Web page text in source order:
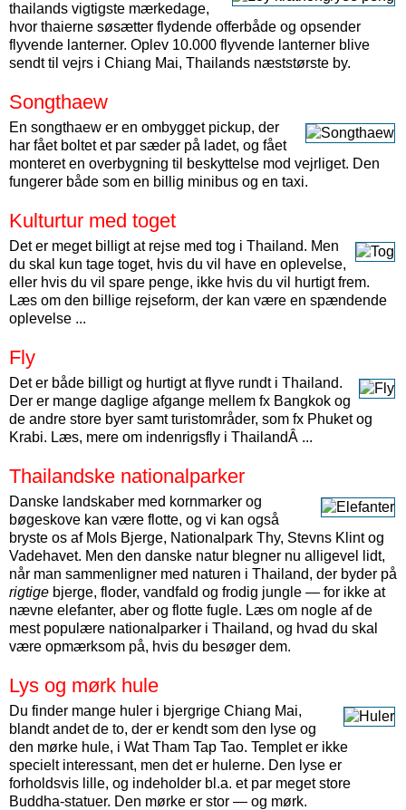
thailands vigtigste mærkedage,
hvor thaierne søsætter flydende offerbåde og opsender
flyvende lanterner. Oplev 10.000 flyvende lanterner blive
sendt til vejrs i Chiang Mai, Thailands næststørste by.
Songthaew
En songthaew er en ombygget pickup, der
har fået boltet et par sæder på ladet, og fået
monteret en overbygning til beskyttelse mod vejrliget. Den
fungerer både som en billig minibus og en taxi.
Kulturtur med toget
Det er meget billigt at rejse med tog i Thailand. Men
du skal kun tage toget, hvis du vil have en oplevelse,
eller hvis du vil spare penge, ikke hvis du vil hurtigt frem.
Læs om den billige rejseform, der kan være en spændende
oplevelse ...
Fly
Det er både billigt og hurtigt at flyve rundt i Thailand.
Der er mange daglige afgange mellem fx Bangkok og
de andre store byer samt turistområder, som fx Phuket og
Krabi. Læs, mere om indenrigsfly i ThailandÂ ...
Thailandske nationalparker
Danske landskaber med kornmarker og
bøgeskove kan være flotte, og vi kan også
bryste os af Mols Bjerge, Nationalpark Thy, Stevns Klint og
Vadehavet. Men den danske natur blegner nu alligevel lidt,
når man sammenligner med naturen i Thailand, der byder på
rigtige bjerge, floder, vandfald og frodig jungle — for ikke at
nævne elefanter, aber og flotte fugle. Læs om nogle af de
mest populære nationalparker i Thailand, og hvad du skal
være opmærksom på, hvis du besøger dem.
Lys og mørk hule
Du finder mange huler i bjergrige Chiang Mai,
blandt andet de to, der er kendt som den lyse og
den mørke hule, i Wat Tham Tap Tao. Templet er ikke
specielt interessant, men det er hulerne. Den lyse er
forholdsvis lille, og indeholder bl.a. et par meget store
Buddha-statuer. Den mørke er stor — og mørk.